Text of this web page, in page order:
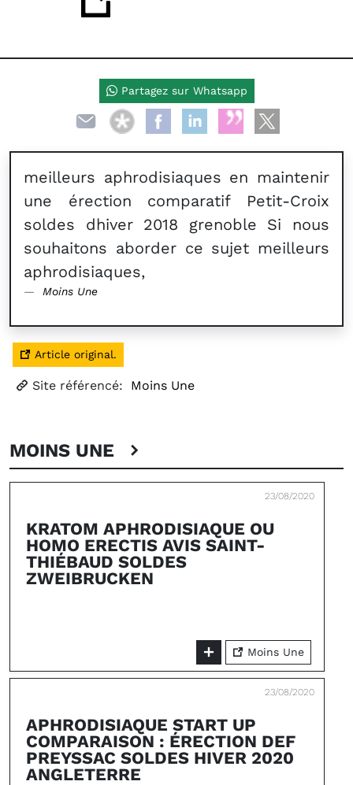
meilleurs aphrodisiaques en maintenir
une érection comparatif Petit-Croix
soldes dhiver 2018 grenoble Si nous
souhaitons aborder ce sujet meilleurs
aphrodisiaques,
Moins Une
Article original.
Site référencé: Moins Une
MOINS UNE
23/08/2020
KRATOM APHRODISIAQUE OU
HOMO ERECTIS AVIS SAINT-
THIÉBAUD SOLDES
ZWEIBRUCKEN
Moins Une
23/08/2020
APHRODISIAQUE START UP
COMPARAISON : ÉRECTION DEF
PREYSSAC SOLDES HIVER 2020
ANGLETERRE
Partagez sur Whatsapp